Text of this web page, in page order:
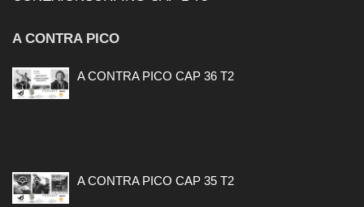
A CONTRA PICO
A CONTRA PICO CAP 36 T2
A CONTRA PICO CAP 35 T2